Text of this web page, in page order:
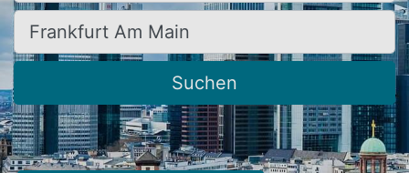
Ort, Stadt
Suchen